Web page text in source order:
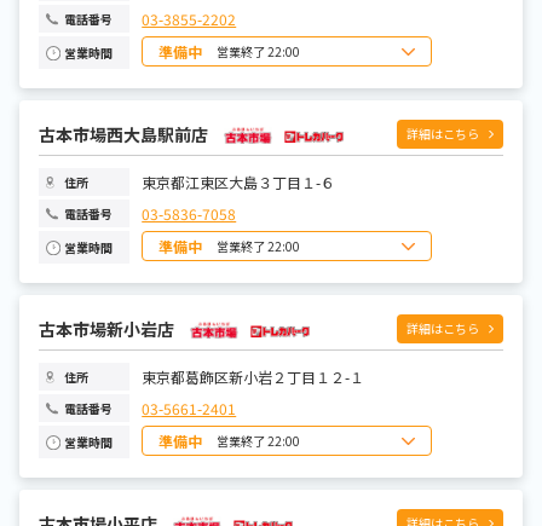
電話番号 03-3855-2202
営業時間 準備中 営業終了 22:00
日曜日 10:00~22:00
水曜日 10:00~22:00
木曜日 10:00~22:00
土曜日 10:00~22:00
古本市場西大島駅前店 詳細はこちら
住所 東京都江東区大島３丁目１-６
電話番号 03-5836-7058
営業時間 準備中 営業終了 22:00
日曜日 10:00~22:00
水曜日 10:00~22:00
木曜日
土曜日 10:00~22:00
古本市場新小岩店 詳細はこちら
住所 東京都葛飾区新小岩２丁目１２-１
電話番号 03-5661-2401
営業時間 準備中 営業終了 22:00
日曜日 10:00~22:00